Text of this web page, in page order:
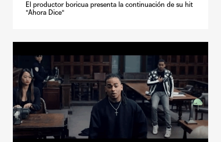
El productor boricua presenta la continuación de su hit
"Ahora Dice"